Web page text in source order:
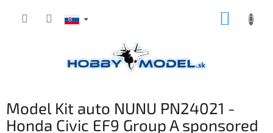
Model Kit auto NUNU PN24021 -
Honda Civic EF9 Group A sponsored